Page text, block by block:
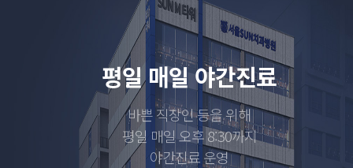
평일 매일 야간진료
바쁜 직장인 등을 위해
평일 매일 오후 8:30까지
야간진료 운영